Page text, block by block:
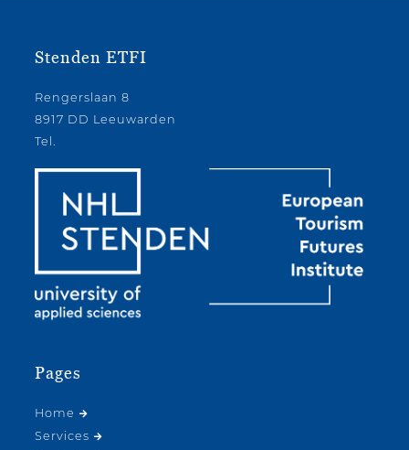
Stenden ETFI
Rengerslaan 8
8917 DD Leeuwarden
Tel.
Pages
Home
Services